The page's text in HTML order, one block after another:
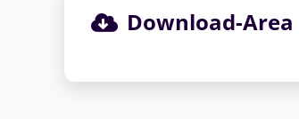
Download-Area